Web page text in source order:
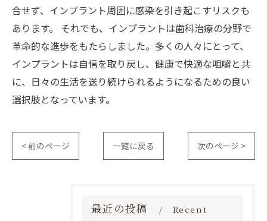
合せず、インプラント周囲に感染を引き起こすリスクも
あります。 それでも、インプラントは歯科治療の分野で
革命的な進歩をもたらしました。多くの人々にとって、
インプラントは自信を取り戻し、健康で快適な咀嚼と共
に、日々の生活を送り続けられるようになるための良い
選択肢となっています。
< 前のページ 一覧に戻る 次のページ >
最近の投稿
Recent